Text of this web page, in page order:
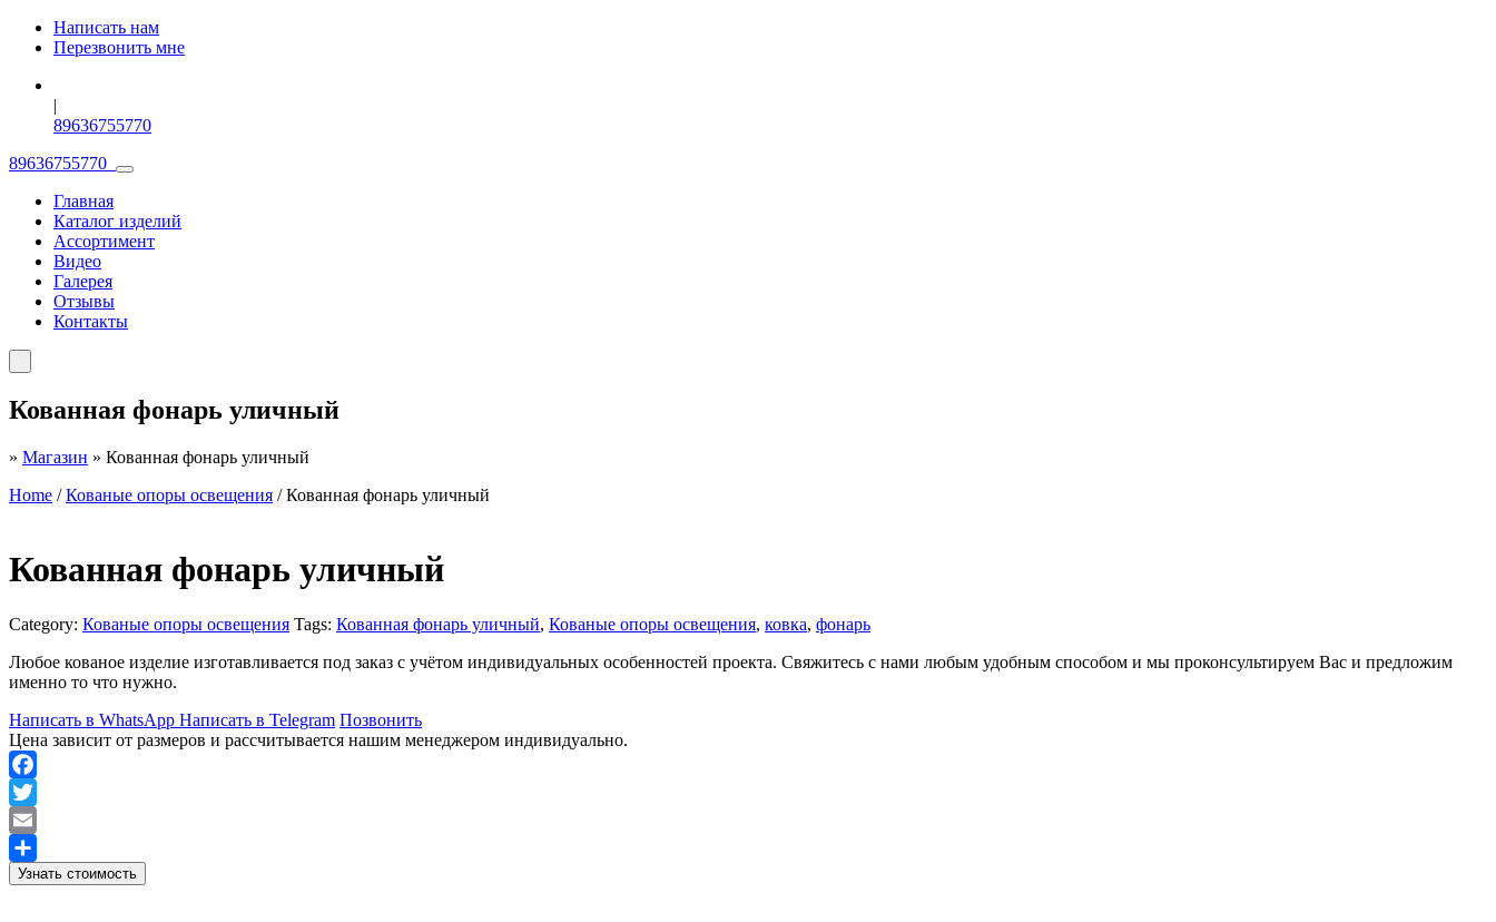
Написать нам
Перезвонить мне
|
89636755770
89636755770
Главная
Каталог изделий
Ассортимент
Видео
Галерея
Отзывы
Контакты
Кованная фонарь уличный
» Магазин » Кованная фонарь уличный
Home /Кованые опоры освещения / Кованная фонарь уличный
Кованная фонарь уличный
Category: Кованые опоры освещения Tags: Кованная фонарь уличный, Кованые опоры освещения, ковка, фонарь
Любое кованое изделие изготавливается под заказ с учётом индивидуальных особенностей проекта. Свяжитесь с нами любым удобным способом и мы проконсультируем Вас и предложим
именно то что нужно.
Написать в WhatsApp Написать в Telegram Позвонить
Цена зависит от размеров и рассчитывается нашим менеджером индивидуально.
Facebook
Twitter
Email
Отправить
Узнать стоимость